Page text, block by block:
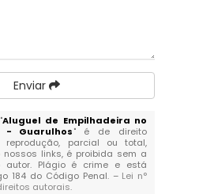
Enviar
Aluguel de Empilhadeira no
- Guarulhos" é de direito
reprodução, parcial ou total,
links, é proibida sem a
autor. Plágio é crime e está
184 do Código Penal. – Lei n°
autorais.